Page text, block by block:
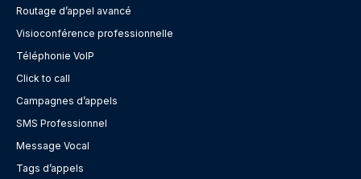
Routage d’appel avancé
Visioconférence professionnelle
Téléphonie VoIP
Click to call
Campagnes d’appels
SMS Professionnel
Message Vocal
Tags d’appels